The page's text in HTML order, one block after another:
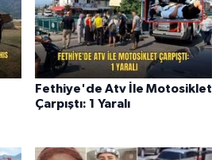
Fethiye'de Atv İle Motosiklet
Çarpıştı: 1 Yaralı